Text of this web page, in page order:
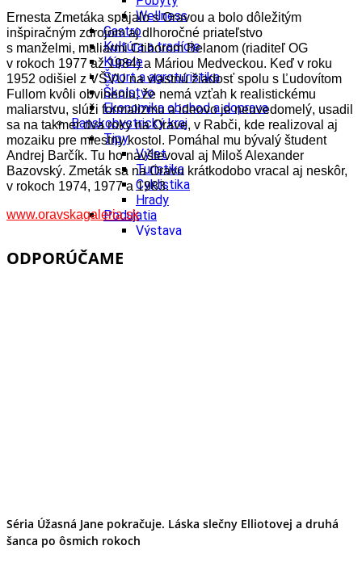
Wellness
Gastro
Kultúra a tradície
Kúpele
Šport a agroturistika
Školstvo
Ekonomika obchod a doprava
Banskobystrický kraj
Tipy
Výlet
Turistika
Cyklistika
Hrady
Podujatia
Výstava
Podujatia
Výstava
Ernesta Zmetáka spájalo s Oravou a bolo dôležitým
inšpiračným zdrojom aj dlhoročné priateľstvo
s manželmi, maliarmi Ctiborom Belanom (riaditeľ OG
v rokoch 1977 až 1984) a Máriou Medveckou. Keď v roku
1952 odišiel z VŠVU na vlastnú žiadosť spolu s Ľudovítom
Fullom kvôli obvineniu, že nemá vzťah k realistickému
maliarstvu, slúži formalizmu a ideovo je neuvedomelý, usadil
sa na takmer dva roky na Orave, v Rabči, kde realizoval aj
mozaiku pre miestny kostol. Pomáhal mu bývalý študent
Andrej Barčík. Tu ho navštevoval aj Miloš Alexander
Bazovský. Zmeták sa na Oravu krátkodobo vracal aj neskôr,
v rokoch 1974, 1977 a 1983.
www.oravskagaleria.sk
ODPORÚČAME
Séria Úžasná Jane pokračuje. Láska slečny Elliotovej a druhá
šanca po ôsmich rokoch